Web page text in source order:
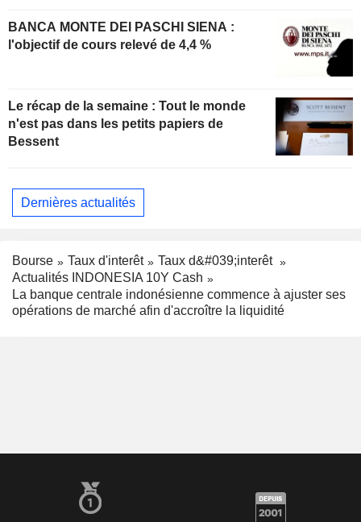
BANCA MONTE DEI PASCHI SIENA :
l'objectif de cours relevé de 4,4 %
Le récap de la semaine : Tout le monde
n'est pas dans les petits papiers de
Bessent
Dernières actualités
Bourse Taux d'interêt
Taux d&#039;interêt
Actualités INDONESIA 10Y Cash
La banque centrale indonésienne commence à ajuster ses
opérations de marché afin d'accroître la liquidité